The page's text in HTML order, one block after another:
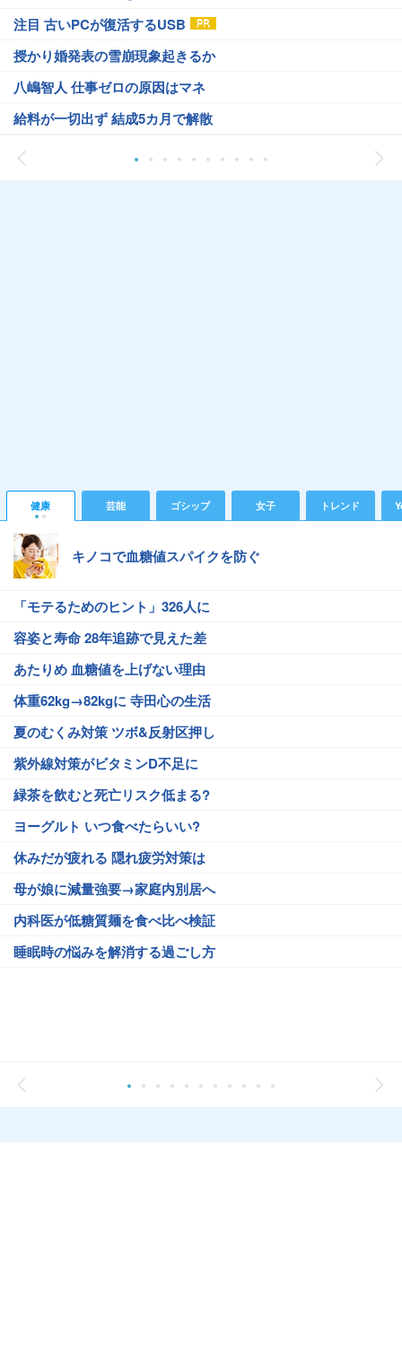
注目 古いPCが復活するUSB
授かり婚発表の雪崩現象起きるか
八嶋智人 仕事ゼロの原因はマネ
給料が一切出ず 結成5カ月で解散
健康 芸能 ゴシップ 女子 トレンド
キノコで血糖値スパイクを防ぐ
「モテるためのヒント」326人に
容姿と寿命 28年追跡で見えた差
あたりめ 血糖値を上げない理由
体重62kg→82kgに 寺田心の生活
夏のむくみ対策 ツボ&反射区押し
紫外線対策がビタミンD不足に
緑茶を飲むと死亡リスク低まる?
ヨーグルト いつ食べたらいい?
休みだが疲れる 隠れ疲労対策は
母が娘に減量強要→家庭内別居へ
内科医が低糖質麺を食べ比べ検証
睡眠時の悩みを解消する過ごし方